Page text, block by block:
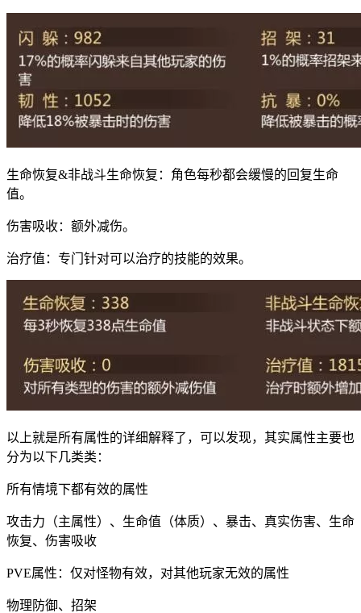
生命恢复&非战斗生命恢复：角色每秒都会缓慢的回复生命
值。
伤害吸收：额外减伤。
治疗值：专门针对可以治疗的技能的效果。
以上就是所有属性的详细解释了，可以发现，其实属性主要也
分为以下几类类：
所有情境下都有效的属性
攻击力（主属性）、生命值（体质）、暴击、真实伤害、生命
恢复、伤害吸收
PVE属性：仅对怪物有效，对其他玩家无效的属性
物理防御、招架